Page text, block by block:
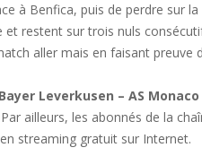
à Benfica, puis de perdre sur
restent sur trois nuls
aller mais en faisant preuve
Bayer Leverkusen – AS Monaco
ailleurs, les abonnés de la
en streaming gratuit sur Internet.